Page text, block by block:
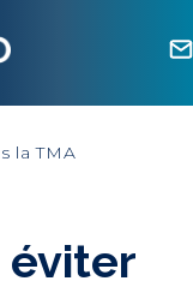
la TMA
éviter